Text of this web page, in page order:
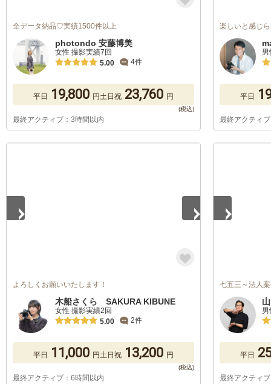
全データ納品♡実績1500件以上
photondo 安藤博美
女性 撮影実績7回
5.00
4件
平日 19,800 円土日祝 23,760 円
最終アクティブ：3時間以内
楽しいと感じ
平日
最終アクティ
よろしくお願いいたします！
木船さくら SAKURA KIBUNE
女性 撮影実績2回
5.00
2件
平日 11,000 円土日祝 13,200 円
最終アクティブ：6時間以内
七五三～法人
平日
最終アクティ